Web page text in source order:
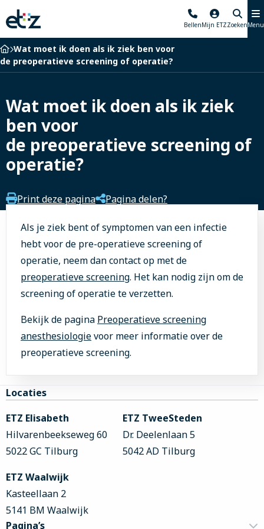
Elisabeth-
TweeSteden
Ziekenhuis
BellenMijn ETZZoekenMenu
Home
Wat moet ik doen als ik ziek ben voor
de preoperatieve screening of operatie?
Wat moet ik doen als ik ziek
ben voor
de preoperatieve screening of
operatie?
Print deze pagina Pagina delen?
Als je ziek bent of symptomen van een infectie
hebt voor de pre-operatieve screening of
operatie, neem dan contact op met de
preoperatieve screening. Het kan nodig zijn om de
screening of operatie te verzetten.
Bekijk de pagina Preoperatieve screening
anesthesiologievoor meer informatie over de
preoperatieve screening.
Site
footer
Locaties
ETZ Elisabeth
Hilvarenbeekseweg 60
5022 GC Tilburg
ETZ TweeSteden
Dr. Deelenlaan 5
5042 AD Tilburg
ETZ Waalwijk
Kasteellaan 2
5141 BM Waalwijk
Pagina’s